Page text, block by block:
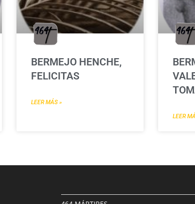
BERMEJO HENCHE,
FELICITAS
LEER MÁS »
LEER